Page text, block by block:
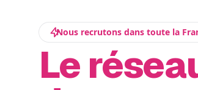
Nous recrutons dans toute la
Le